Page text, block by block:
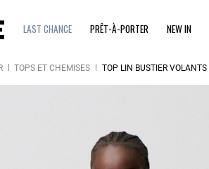
LAST CHANCE PRÊT-À-PORTER NEW IN
TOPS ET CHEMISES TOP LIN BUSTIER VOLANTS